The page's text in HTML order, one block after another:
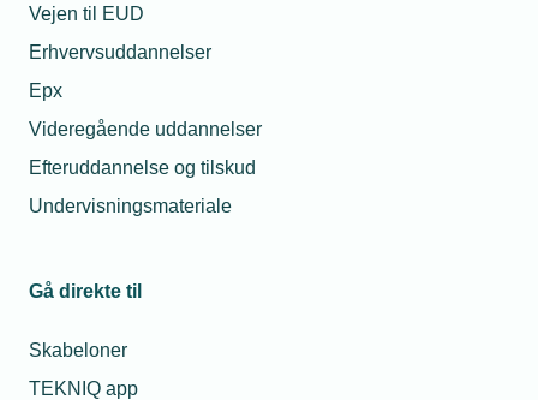
Vejen til EUD
Erhvervsuddannelser
Epx
Videregående uddannelser
Efteruddannelse og tilskud
Undervisningsmateriale
Gå direkte til
Skabeloner
TEKNIQ app
Ændrede krav til
VE-godkendelsen
byder fremtiden
på?
Relaterede nyheder